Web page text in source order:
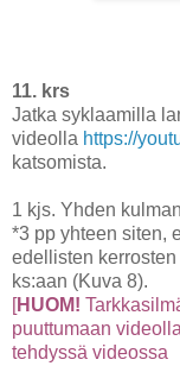
11. krs
Jatka syklaamilla
videolla https://
katsomista.
1 kjs. Yhden
*3 pp yhteen siten,
edellisten
ks:aan (Kuva 8).
[HUOM!
puuttumaan
tehdyssä videossa